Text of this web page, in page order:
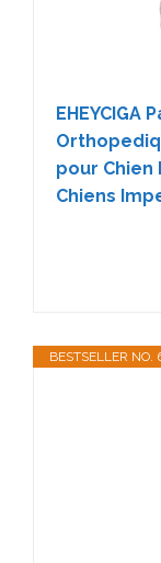
EHEYCIGA
pour Chien
Chiens
BESTSELLER NO.